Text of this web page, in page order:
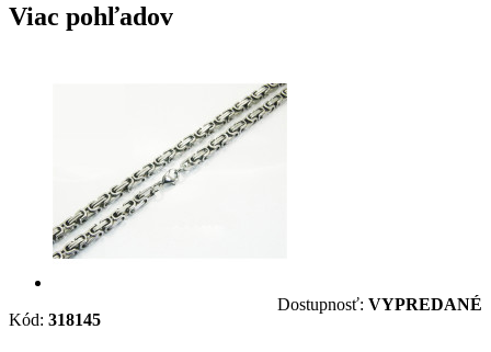
Viac pohľadov
Kód: 318145
Dostupnosť: VYPREDANÉ